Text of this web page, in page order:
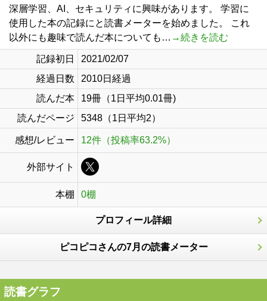
深層学習、AI、セキュリティに興味があります。 学習に
使用した本の記録にと読書メーターを始めました。 これ
以外にも趣味で読んだ本についても… →続きを読む
記録初日
2021/02/07
経過日数
2010日経過
読んだ本
19冊（1日平均0.01冊)
読んだページ
5348（1日平均2）
感想/レビュー 12件（投稿率63.2%）
外部サイト
本棚 0棚
プロフィール詳細
ピコピコさんの7月の読書メーター
読書グラフ